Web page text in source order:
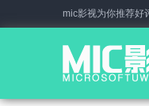
mic影视为你推荐好